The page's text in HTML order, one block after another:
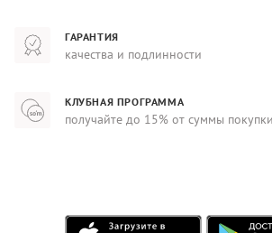
ГАРАНТИЯ
качества и подлинности
КЛУБНАЯ ПРОГРАММА
получайте до 15% от суммы покупки